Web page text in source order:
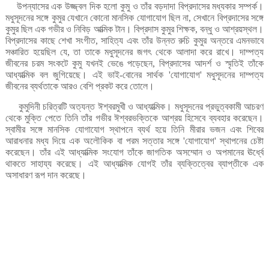
উপন্যাসের এক উজ্জ্বল দিক হলো কুমু ও তাঁর বড়দাদা বিপ্রদাসের মধ্যকার সম্পর্ক।
মধুসূদনের সঙ্গে কুমুর যেখানে কোনো মানসিক যোগাযোগ ছিল না,সেখানে বিপ্রদাসের সঙ্গে
কুমুর ছিল এক গভীর ও নিবিড় আত্মিক টান। বিপ্রদাস কুমুর শিক্ষক, বন্ধু ও আশ্রয়স্থল।
বিপ্রদাসের কাছে শেখা সংগীত,সাহিত্য এবং তাঁর উন্নত রুচি কুমুর অন্তরে এমনভাবে
সঞ্চারিত হয়েছিল যে,তা তাকে মধুসূদনের জগৎ থেকে আলাদা করে রাখে। দাম্পত্য
জীবনের চরম সংকটে কুমু যখনই ভেঙে পড়েছেন,বিপ্রদাসের আদর্শ ও স্মৃতিই তাঁকে
আধ্যাত্মিক বল জুগিয়েছে। এই ভাই-বোনের সার্থক 'যোগাযোগ' মধুসূদনের দাম্পত্য
জীবনের ব্যর্থতাকে আরও বেশি প্রকট করে তোলে।
কুমুদিনী চরিত্রটি অত্যন্ত ঈশ্বরমুখী ও আধ্যাত্মিক। মধুসূদনের প্রভুত্বকামী আচরণ
থেকে মুক্তি পেতে তিনি তাঁর গভীর ঈশ্বরভক্তিকে আশ্রয় হিসেবে ব্যবহার করেছেন।
স্বামীর সঙ্গে মানসিক যোগাযোগ স্থাপনে ব্যর্থ হয়ে তিনি মীরার ভজন এবং শিবের
আরাধনার মধ্য দিয়ে এক অলৌকিক বা পরম সত্তার সঙ্গে'যোগাযোগ'স্থাপনের চেষ্টা
করেছেন। তাঁর এই আধ্যাত্মিক সংযোগ তাঁকে জাগতিক অসম্মোন ও অপমানের ঊর্ধ্বে
থাকতে সাহায্য করেছে। এই আধ্যাত্মিক যোগই তাঁর ব্যক্তিত্বের ব্যাপ্তীকে এক
অসাধারণ রূপ দান করেছে।